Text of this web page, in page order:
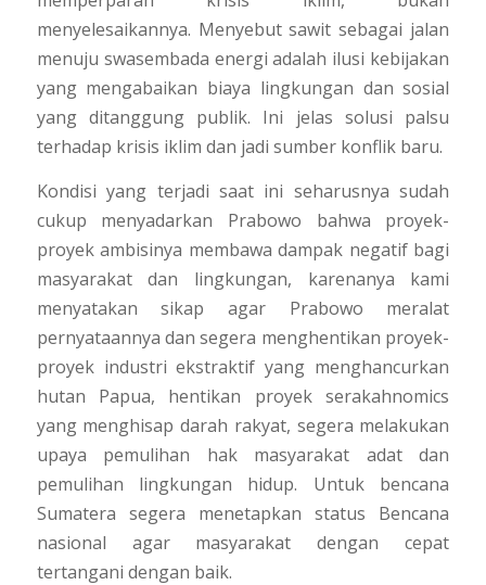
menyelesaikannya. Menyebut sawit sebagai jalan
menuju swasembada energi adalah ilusi kebijakan
yang mengabaikan biaya lingkungan dan sosial
yang ditanggung publik. Ini jelas solusi palsu
terhadap krisis iklim dan jadi sumber konflik baru.
Kondisi yang terjadi saat ini seharusnya sudah
cukup menyadarkan Prabowo bahwa proyek-
proyek ambisinya membawa dampak negatif bagi
masyarakat dan lingkungan, karenanya kami
menyatakan sikap agar Prabowo meralat
pernyataannya dan segera menghentikan proyek-
proyek industri ekstraktif yang menghancurkan
hutan Papua, hentikan proyek serakahnomics
yang menghisap darah rakyat, segera melakukan
upaya pemulihan hak masyarakat adat dan
pemulihan lingkungan hidup. Untuk bencana
Sumatera segera menetapkan status Bencana
nasional agar masyarakat dengan cepat
tertangani dengan baik.